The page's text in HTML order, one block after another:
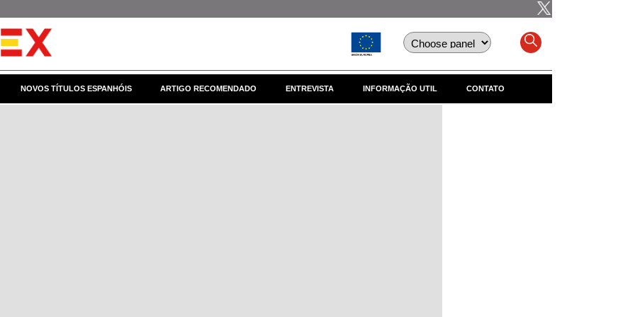
NOVOS TÍTULOS ESPANHÓIS ARTIGO RECOMENDADO ENTREVISTA INFORMAÇÃO UTIL CONTATO